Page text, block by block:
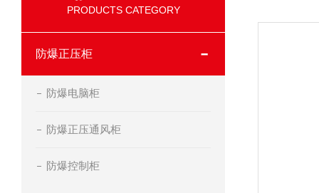
PRODUCTS CATEGORY
防爆正压柜
防爆电脑柜
防爆正压通风柜
防爆控制柜